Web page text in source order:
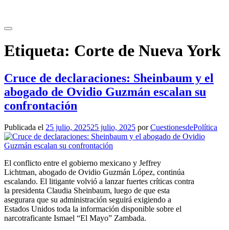
contenido
Etiqueta: Corte de Nueva York
Cruce de declaraciones: Sheinbaum y el
abogado de Ovidio Guzmán escalan su
confrontación
Publicada el 25 julio, 202525 julio, 2025 porCuestionesdePolítica
El conflicto entre el gobierno mexicano y Jeffrey
Lichtman, abogado de Ovidio Guzmán López, continúa
escalando. El litigante volvió a lanzar fuertes críticas contra
la presidenta Claudia Sheinbaum, luego de que esta
asegurara que su administración seguirá exigiendo a
Estados Unidos toda la información disponible sobre el
narcotraficante Ismael “El Mayo” Zambada.